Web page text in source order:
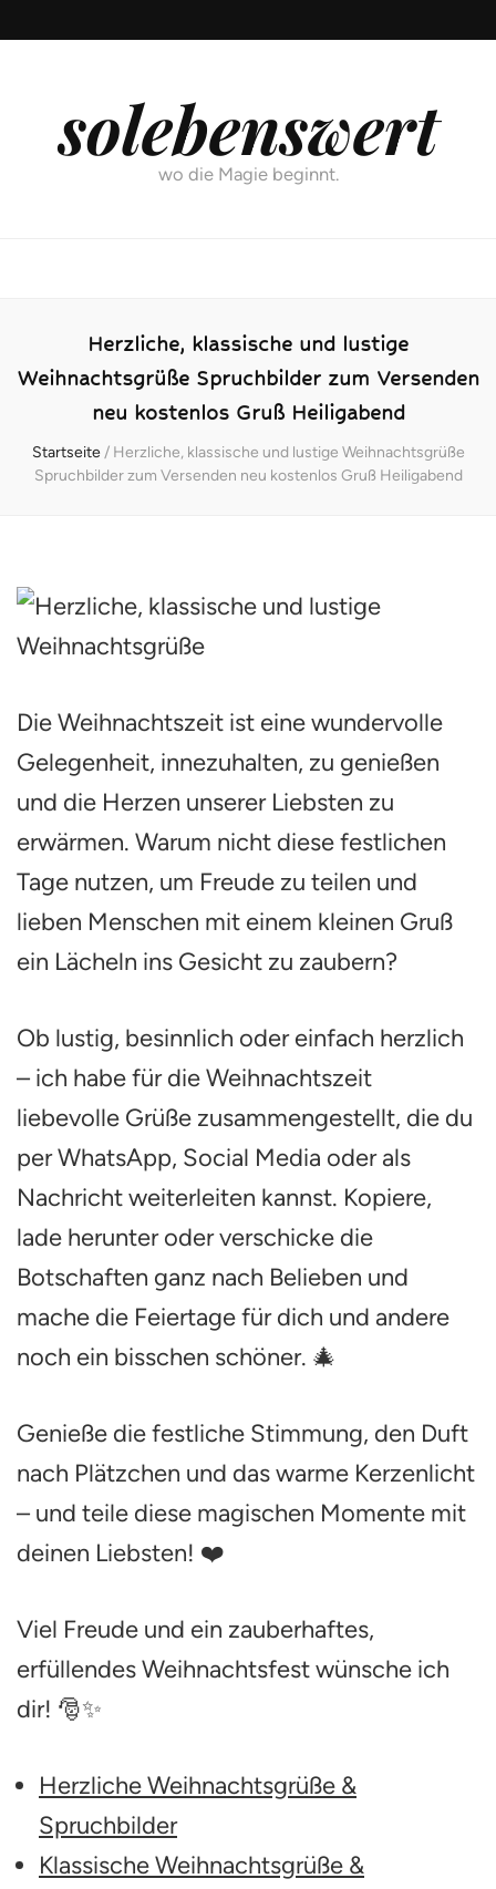
solebenswert
wo die Magie beginnt.
Herzliche, klassische und lustige
Weihnachtsgrüße Spruchbilder zum Versenden
neu kostenlos Gruß Heiligabend
Startseite / Herzliche, klassische und lustige Weihnachtsgrüße
Spruchbilder zum Versenden neu kostenlos Gruß Heiligabend
Die Weihnachtszeit ist eine wundervolle
Gelegenheit, innezuhalten, zu genießen
und die Herzen unserer Liebsten zu
erwärmen. Warum nicht diese festlichen
Tage nutzen, um Freude zu teilen und
lieben Menschen mit einem kleinen Gruß
ein Lächeln ins Gesicht zu zaubern?
Ob lustig, besinnlich oder einfach herzlich
– ich habe für die Weihnachtszeit
liebevolle Grüße zusammengestellt, die du
per WhatsApp, Social Media oder als
Nachricht weiterleiten kannst. Kopiere,
lade herunter oder verschicke die
Botschaften ganz nach Belieben und
mache die Feiertage für dich und andere
noch ein bisschen schöner. 🎄
Genieße die festliche Stimmung, den Duft
nach Plätzchen und das warme Kerzenlicht
– und teile diese magischen Momente mit
deinen Liebsten! ❤️
Viel Freude und ein zauberhaftes,
erfüllendes Weihnachtsfest wünsche ich
dir! 🎅✨
Herzliche Weihnachtsgrüße &
Spruchbilder
Klassische Weihnachtsgrüße &